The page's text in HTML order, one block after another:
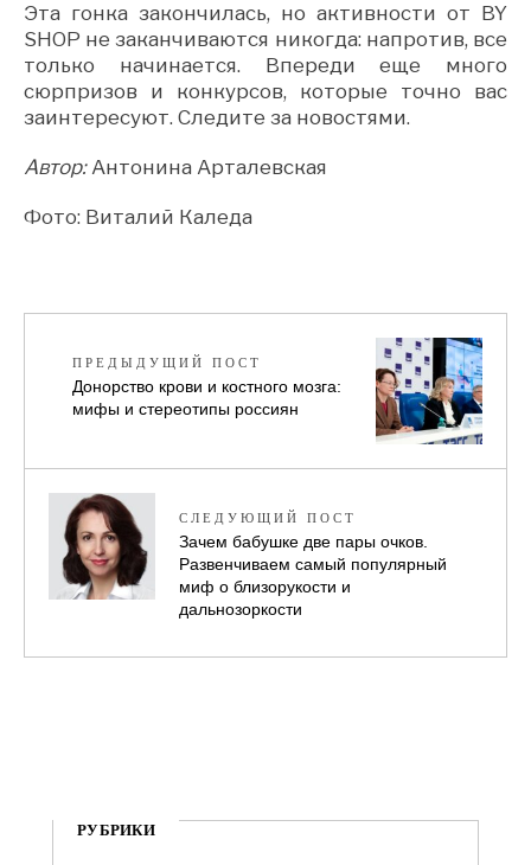
Эта гонка закончилась, но активности от BY
SHOP не заканчиваются никогда: напротив, все
только начинается. Впереди еще много
сюрпризов и конкурсов, которые точно вас
заинтересуют. Следите за новостями.
Автор:Антонина Арталевская
Фото: Виталий Каледа
ПРЕДЫДУЩИЙ ПОСТ
Донорство крови и ко­стного мозга:
мифы и стереотипы россиян
СЛЕДУЮЩИЙ ПОСТ
Зачем бабушке две пары очков.
Развенчиваем самый популярный
миф о близорукости и
дальнозоркости
РУБРИКИ